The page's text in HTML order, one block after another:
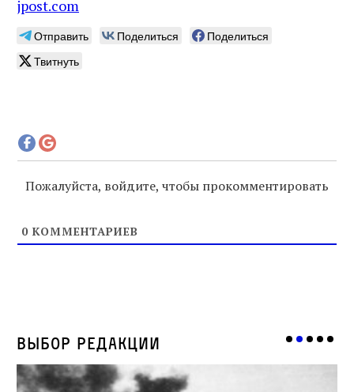
jpost.com
Отправить Поделиться
Поделиться
Твитнуть
Пожалуйста, войдите, чтобы прокомментировать
0 КОММЕНТАРИЕВ
Выбор редакции